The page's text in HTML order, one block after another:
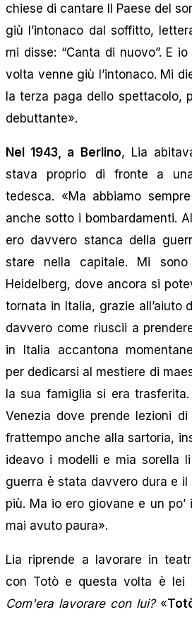
chiese di cantare Il Paese del
giù l’intonaco dal soffitto,
mi disse: “Canta di nuovo”. E
volta venne giù l’intonaco. Mi
la terza paga dello spettacolo,
debuttante».
Nel 1943, a Berlino, Lia
stava proprio di fronte a
tedesca. «Ma abbiamo
anche sotto i bombardamenti.
ero davvero stanca della
stare nella capitale. Mi
Heidelberg, dove ancora si
tornata in Italia, grazie all’aiuto
davvero come riuscii a
in Italia accantona
per dedicarsi al mestiere di
la sua famiglia si era
Venezia dove prende lezioni
frattempo anche alla sartoria,
ideavo i modelli e mia sorella
guerra è stata davvero dura e il
più. Ma io ero giovane e un
mai avuto paura».
Lia riprende a lavorare in
con Totò e questa volta è lei
Com'era lavorare con lui?«